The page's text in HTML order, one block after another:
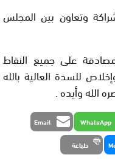
وتعاون بين المجلس
على جميع النقاط
للسدة العالية بالله
الله وأيده .
WhatsApp
Email
طباعة